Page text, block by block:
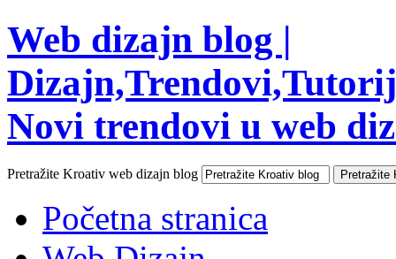
Web dizajn blog |
Novi trendovi u web
Pretražite Kroativ web dizajn blog
Početna stranica